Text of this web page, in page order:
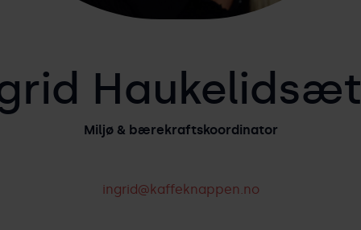
Miljø & bærekraftskoordinator
ingrid@kaffeknappen.no